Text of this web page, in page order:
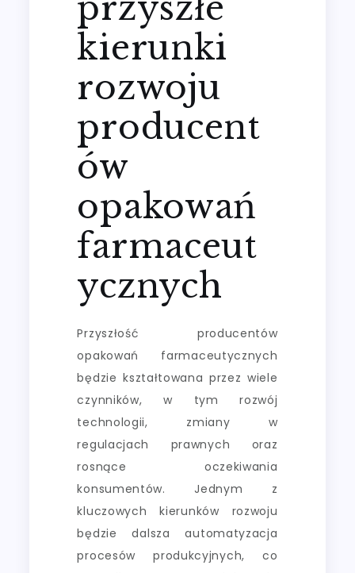
kierunki
rozwoju
producent
ów
opakowań
farmaceut
ycznych
Przyszłość producentów
opakowań farmaceutycznych
będzie kształtowana przez wiele
czynników, w tym rozwój
technologii, zmiany w
regulacjach prawnych oraz
rosnące oczekiwania
konsumentów. Jednym z
kluczowych kierunków rozwoju
będzie dalsza automatyzacja
procesów produkcyjnych, co